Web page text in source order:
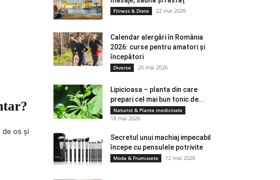
de os și
Fitness & Diete 22 mai 2026
Calendar alergări în România
2026: curse pentru amatori și
începători
Diverse 20 mai 2026
Lipicioasa – planta din care
prepari cel mai bun tonic de...
Naturist & Plante medicinale
18 mai 2026
Secretul unui machiaj impecabil
începe cu pensulele potrivite
Moda & Frumusete 12 mai 2026